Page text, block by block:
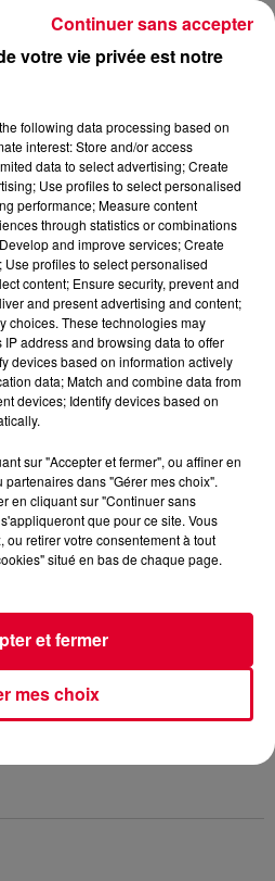
votre vie privée est notre
following data processing based on
interest: Store and/or access
data to select advertising; Create
Use profiles to select personalised
performance; Measure content
through statistics or combinations
and improve services; Create
profiles to select personalised
content; Ensure security, prevent and
and present advertising and content;
choices. These technologies may
address and browsing data to offer
devices based on information actively
data; Match and combine data from
devices; Identify devices based on
sur "Accepter et fermer", ou affiner en
dans "Gérer mes choix".
en cliquant sur "Continuer sans
que pour ce site. Vous
ou retirer votre consentement à tout
situé en bas de chaque page.
mes choix
et fermer
Continuer sans accepter